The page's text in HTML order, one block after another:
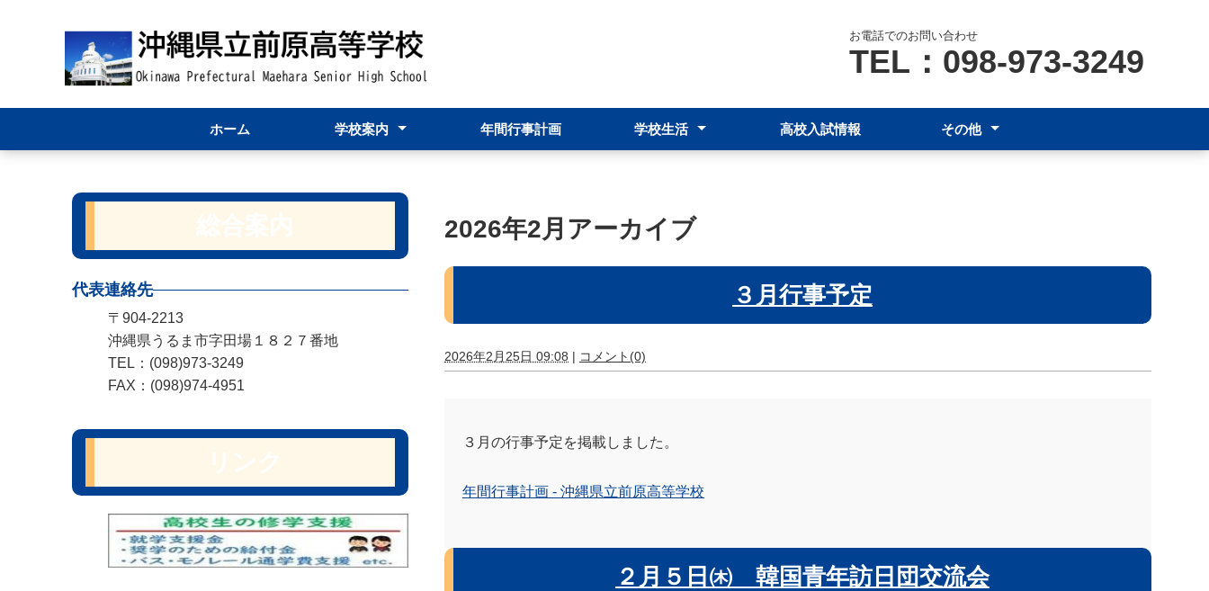
お電話でのお問い合わせ
TEL：098-973-3249
ホーム 学校案内 年間行事計画 学校生活 高校入試情報 その他
2026年2月アーカイブ
３月行事予定
2026年2月25日 09:08 | コメント(0)
３月の行事予定を掲載しました。
年間行事計画 - 沖縄県立前原高等学校
２月５日㈭ 韓国青年訪日団交流会
代表連絡先
〒904-2213
沖縄県うるま市字田場１８２７番地
TEL：(098)973-3249
FAX：(098)974-4951